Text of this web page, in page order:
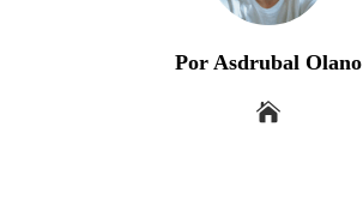
Por Asdrubal Olano